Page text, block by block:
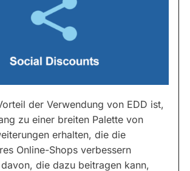
der Verwendung von EDD ist,
zu einer breiten Palette von
erhalten, die die
Online-Shops verbessern
die dazu beitragen kann,